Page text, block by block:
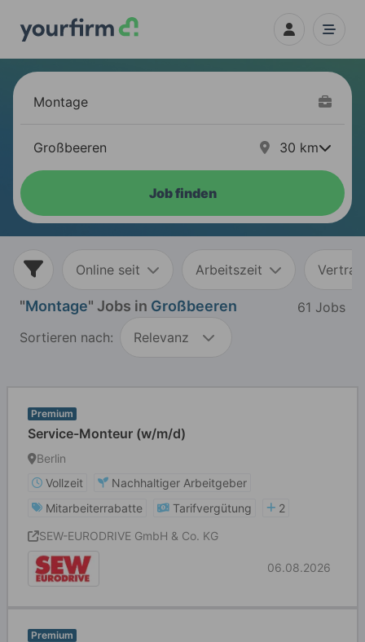
30 km
Job finden
Online seit Arbeitszeit
"Montage" Jobs in Großbeeren
61 Jobs
Sortieren nach:
Relevanz
Premium
Service-Monteur (w/m/d)
Berlin
Vollzeit
Nachhaltiger Arbeitgeber
Mitarbeiterrabatte
Tarifvergütung
2
SEW-EURODRIVE GmbH & Co. KG
06.08.2026
Premium